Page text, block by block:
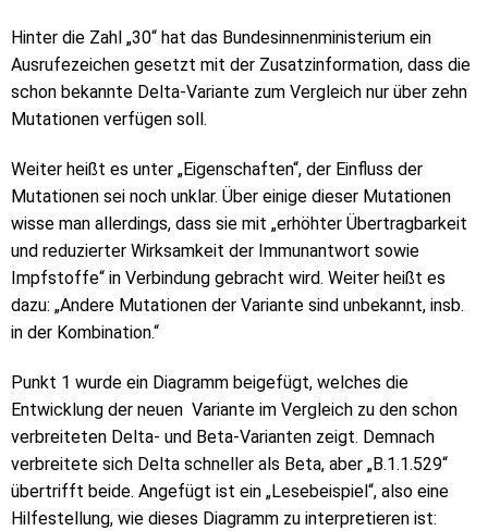
Hinter die Zahl „30“ hat das Bundesinnenministerium ein
Ausrufezeichen gesetzt mit der Zusatzinformation, dass die
schon bekannte Delta-Variante zum Vergleich nur über zehn
Mutationen verfügen soll.
Weiter heißt es unter „Eigenschaften“, der Einfluss der
Mutationen sei noch unklar. Über einige dieser Mutationen
wisse man allerdings, dass sie mit „erhöhter Übertragbarkeit
und reduzierter Wirksamkeit der Immunantwort sowie
Impfstoffe“ in Verbindung gebracht wird. Weiter heißt es
dazu: „Andere Mutationen der Variante sind unbekannt, insb.
in der Kombination.“
Punkt 1 wurde ein Diagramm beigefügt, welches die
Entwicklung der neuen Variante im Vergleich zu den schon
verbreiteten Delta- und Beta-Varianten zeigt. Demnach
verbreitete sich Delta schneller als Beta, aber „B.1.1.529“
übertrifft beide. Angefügt ist ein „Lesebeispiel“, also eine
Hilfestellung, wie dieses Diagramm zu interpretieren ist: